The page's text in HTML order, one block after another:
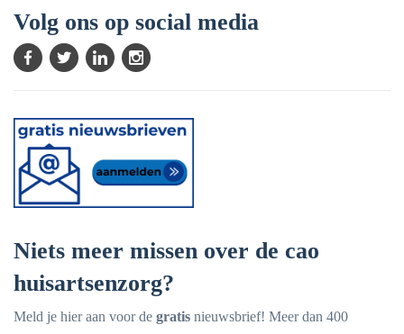
Volg ons op social media
Niets meer missen over de cao
huisartsenzorg?
Meld je hier aan voor de gratis nieuwsbrief! Meer dan 400